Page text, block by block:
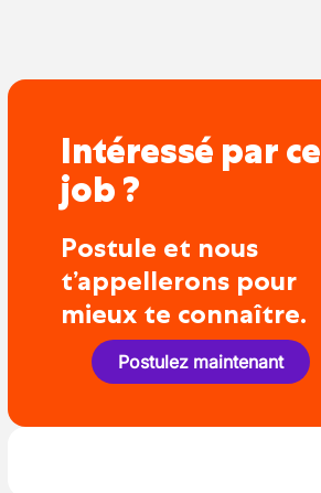
Intéressé par ce
job ?
Postule et nous
t’appellerons pour
mieux te connaître.
Postulez maintenant